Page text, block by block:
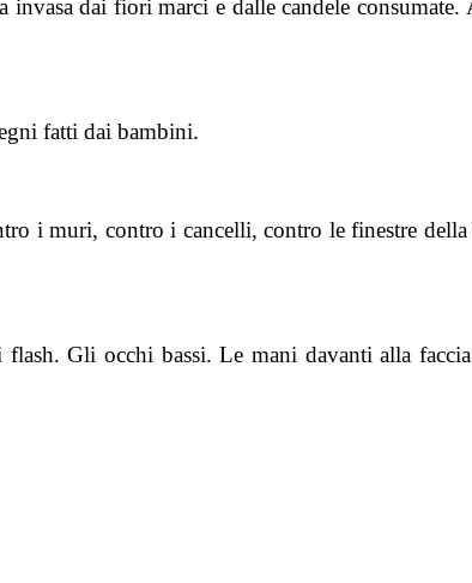
dai fiori marci e dalle candele
fatti dai bambini.
i muri, contro i cancelli, contro le finestre
Gli occhi bassi. Le mani davanti alla